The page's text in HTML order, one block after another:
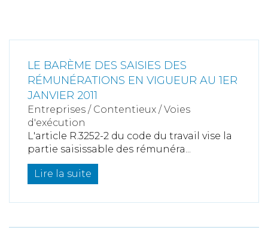
LE BARÈME DES SAISIES DES
RÉMUNÉRATIONS EN VIGUEUR AU 1ER
JANVIER 2011
Entreprises / Contentieux /Voies
d'exécution
L'article R.3252-2 du code du travail vise la
partie saisissable des rémunéra...
Lire la suite